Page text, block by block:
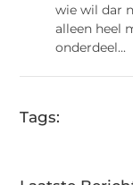
wie wil dar
alleen heel
onderdeel...
Tags: